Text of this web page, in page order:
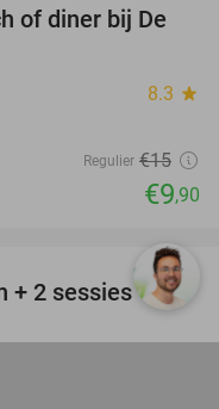
34%
of diner bij De
8.3 star
Regulier €15
€9,90
37%
+ 2 sessies